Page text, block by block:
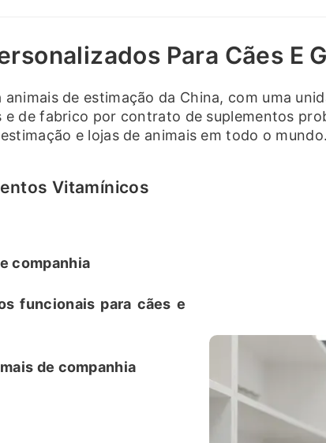
Para Cães E
de estimação da China, com uma
e de fabrico por contrato de suplementos
e lojas de animais em todo o mundo.
Vitamínicos
companhia
funcionais para cães e
de companhia